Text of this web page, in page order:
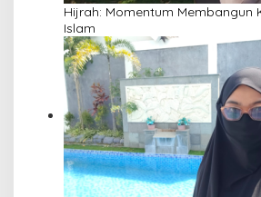
Hijrah: Momentum Membangun
Islam